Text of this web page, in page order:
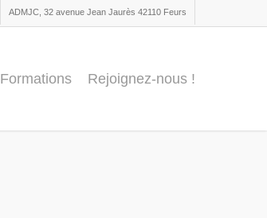
ADMJC, 32 avenue Jean Jaurès 42110 Feurs
Formations Rejoignez-nous !